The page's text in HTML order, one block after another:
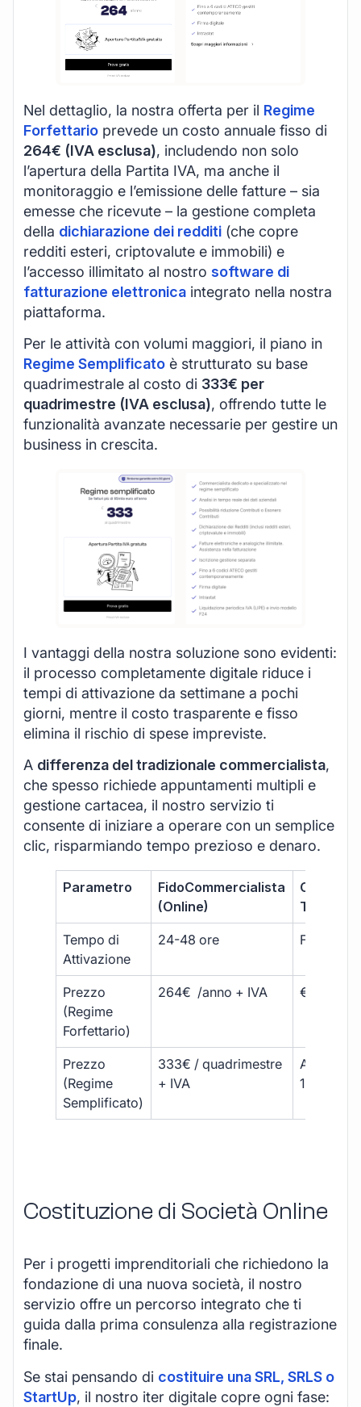
Nel dettaglio, la nostra offerta per il Regime
Forfettario prevede un costo annuale fisso di
264€ (IVA esclusa), includendo non solo
l’apertura della Partita IVA, ma anche il
monitoraggio e l’emissione delle fatture – sia
emesse che ricevute – la gestione completa
della dichiarazione dei redditi (che copre
redditi esteri, criptovalute e immobili) e
l’accesso illimitato al nostro software di
fatturazione elettronica integrato nella nostra
piattaforma.
Per le attività con volumi maggiori, il piano in
Regime Semplificato è strutturato su base
quadrimestrale al costo di 333€ per
quadrimestre (IVA esclusa), offrendo tutte le
funzionalità avanzate necessarie per gestire un
business in crescita.
I vantaggi della nostra soluzione sono evidenti:
il processo completamente digitale riduce i
tempi di attivazione da settimane a pochi
giorni, mentre il costo trasparente e fisso
elimina il rischio di spese impreviste.
A differenza del tradizionale commercialista,
che spesso richiede appuntamenti multipli e
gestione cartacea, il nostro servizio ti
consente di iniziare a operare con un semplice
clic, risparmiando tempo prezioso e denaro.
Parametro
FidoCommercialista
(Online)
Tempo di
Attivazione
24-48 ore Fino a 30
Prezzo
(Regime
Forfettario)
264€ /anno + IVA €500 –
Prezzo
(Regime
Semplificato)
333€ / quadrimestre
+ IVA
A partire
1800 € +
Costituzione di Società Online
Per i progetti imprenditoriali che richiedono la
fondazione di una nuova società, il nostro
servizio offre un percorso integrato che ti
guida dalla prima consulenza alla registrazione
finale.
Se stai pensando di costituire una SRL, SRLS o
StartUp, il nostro iter digitale copre ogni fase: